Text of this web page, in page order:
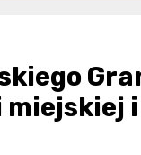
miejskiej